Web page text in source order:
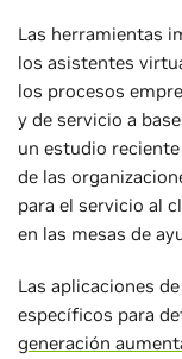
Las herramientas
los asistentes
los procesos
y de servicio a
un estudio
de las
para el servicio al
en las mesas de
Las aplicaciones de
específicos para
generación